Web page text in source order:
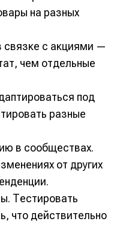
на разных
связке с акциями —
чем отдельные
под
разные
в сообществах.
от других
Тестировать
что действительно